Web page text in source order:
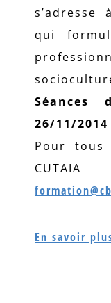
s’adresse
qui
Séances
26/11/
Pour tous
En savoir